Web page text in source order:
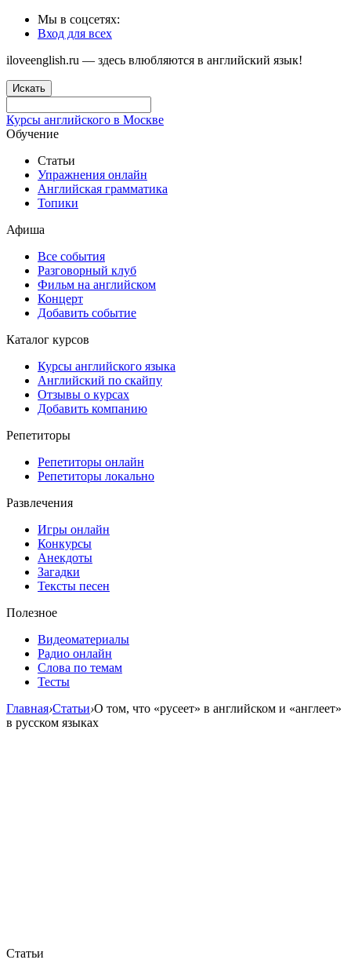
Мы в соцсетях:
Вход для всех
iloveenglish.ru — здесь влюбляются в английский язык!
Искать
Курсы английского в Москве
Обучение
Статьи
Упражнения онлайн
Английская грамматика
Топики
Афиша
Все события
Разговорный клуб
Фильм на английском
Концерт
Добавить событие
Каталог курсов
Курсы английского языка
Английский по скайпу
Отзывы о курсах
Добавить компанию
Репетиторы
Репетиторы онлайн
Репетиторы локально
Развлечения
Игры онлайн
Конкурсы
Анекдоты
Загадки
Тексты песен
Полезное
Видеоматериалы
Радио онлайн
Слова по темам
Тесты
Главная›Статьи›О том, что «русеет» в английском и «англеет»
в русском языках
Статьи